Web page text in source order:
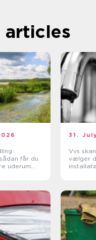
articles
uderum
31.
Vvs
vælger